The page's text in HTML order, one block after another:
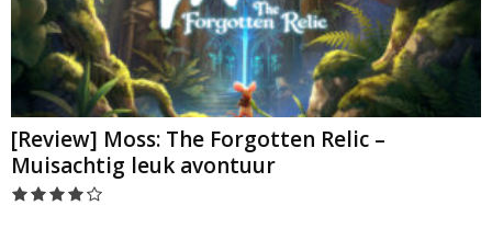
[Review] Moss: The Forgotten Relic –
Muisachtig leuk avontuur